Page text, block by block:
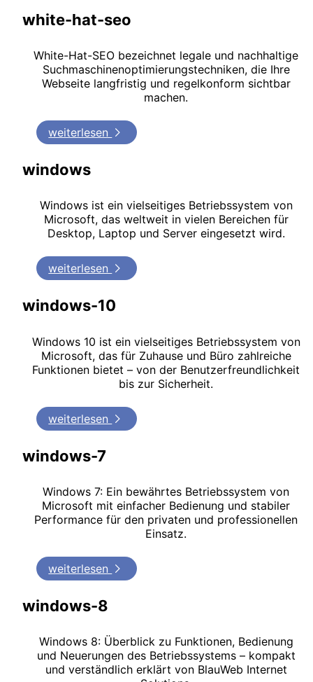
white-hat-seo
White-Hat-SEO bezeichnet legale und nachhaltige
Suchmaschinenoptimierungstechniken, die Ihre
Webseite langfristig und regelkonform sichtbar
machen.
weiterlesen
windows
Windows ist ein vielseitiges Betriebssystem von
Microsoft, das weltweit in vielen Bereichen für
Desktop, Laptop und Server eingesetzt wird.
weiterlesen
windows-10
Windows 10 ist ein vielseitiges Betriebssystem von
Microsoft, das für Zuhause und Büro zahlreiche
Funktionen bietet – von der Benutzerfreundlichkeit
bis zur Sicherheit.
weiterlesen
windows-7
Windows 7: Ein bewährtes Betriebssystem von
Microsoft mit einfacher Bedienung und stabiler
Performance für den privaten und professionellen
Einsatz.
weiterlesen
windows-8
Windows 8: Überblick zu Funktionen, Bedienung
und Neuerungen des Betriebssystems – kompakt
und verständlich erklärt von BlauWeb Internet